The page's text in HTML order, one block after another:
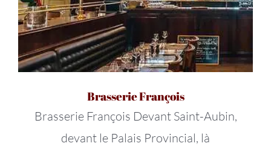
Brasserie François
Brasserie François Devant Saint-Aubin,
devant le Palais Provincial, là